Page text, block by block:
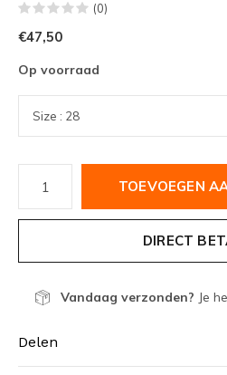
(0)
€47,50
Op voorraad
TOEVOEGEN
DIRECT
Vandaag verzonden? Je
Delen